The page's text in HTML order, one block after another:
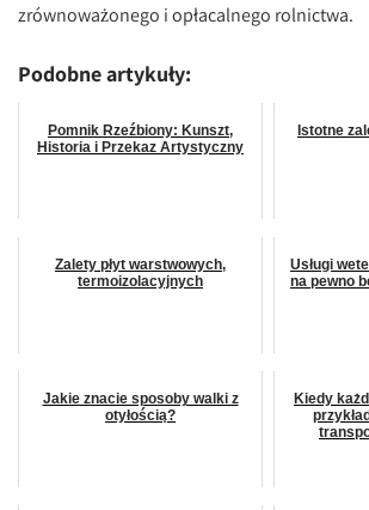
zrównoważonego i opłacalnego rolnictwa.
Podobne artykuły:
Pomnik Rzeźbiony: Kunszt,
Historia i Przekaz Artystyczny
Istotne
Zalety płyt warstwowych,
termoizolacyjnych
Usługi
na pewno
Jakie znacie sposoby walki z
otyłością?
Kiedy